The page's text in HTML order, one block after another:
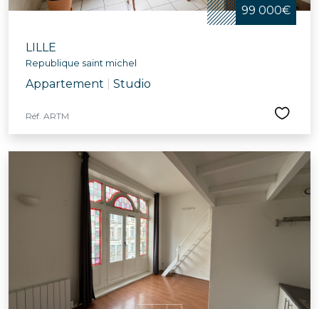
99 000€
LILLE
Republique saint michel
Appartement Studio
Réf. ARTM